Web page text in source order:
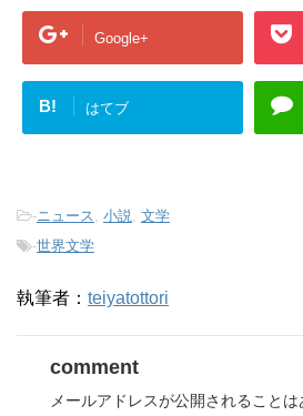
Google+
B! はてブ
-ニュース, 小説, 文学
-世界文学
執筆者： teiyatottori
comment
メールアドレスが公開されることは